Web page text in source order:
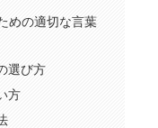
めの適切な言葉
選び方
方